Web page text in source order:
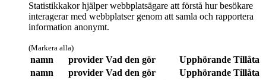
Statistikkakor hjälper webbplatsägare att förstå hur besökare
interagerar med webbplatser genom att samla och rapportera
information anonymt.
(Markera alla)
namn provider Vad den gör Upphörande Tillåta
namn
provider Vad den gör Upphörande Tillåta